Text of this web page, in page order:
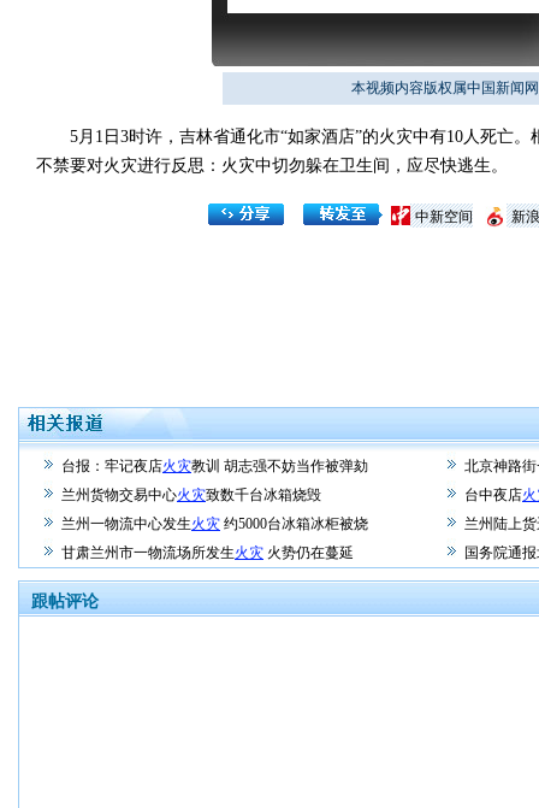
本视频内容版权属中国新闻
5月1日3时许，吉林省通化市“如家酒店”的火灾中有10人死亡。
不禁要对火灾进行反思：火灾中切勿躲在卫生间，应尽快逃生。
新
中新空间
台报：牢记夜店火灾教训 胡志强不妨当作被弹劾
北京神路
兰州货物交易中心火灾致数千台冰箱烧毁 台中夜店
兰州一物流中心发生火灾 约5000台冰箱冰柜被烧
兰州陆上
甘肃兰州市一物流场所发生火灾 火势仍在蔓延 国务院通
跟帖评论